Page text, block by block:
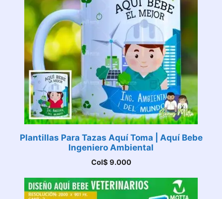
Plantillas Para Tazas Aquí Toma | Aquí Bebe
Ingeniero Ambiental
Col$ 9.000